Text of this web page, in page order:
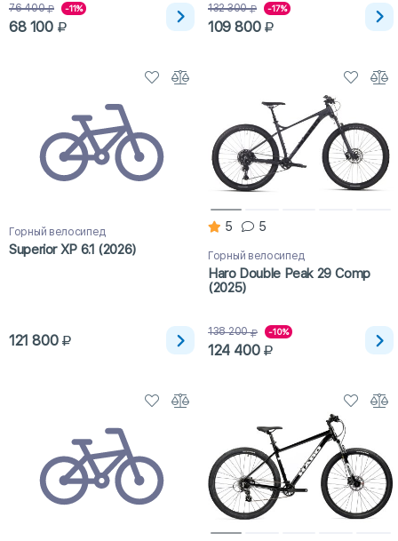
76 400 -11%
68 100
132 300 -17%
109 800
Горный велосипед
Superior XP 6.1 (2026)
121 800
5 5
Горный велосипед
Haro Double Peak 29 Comp
(2025)
138 200 -10%
124 400